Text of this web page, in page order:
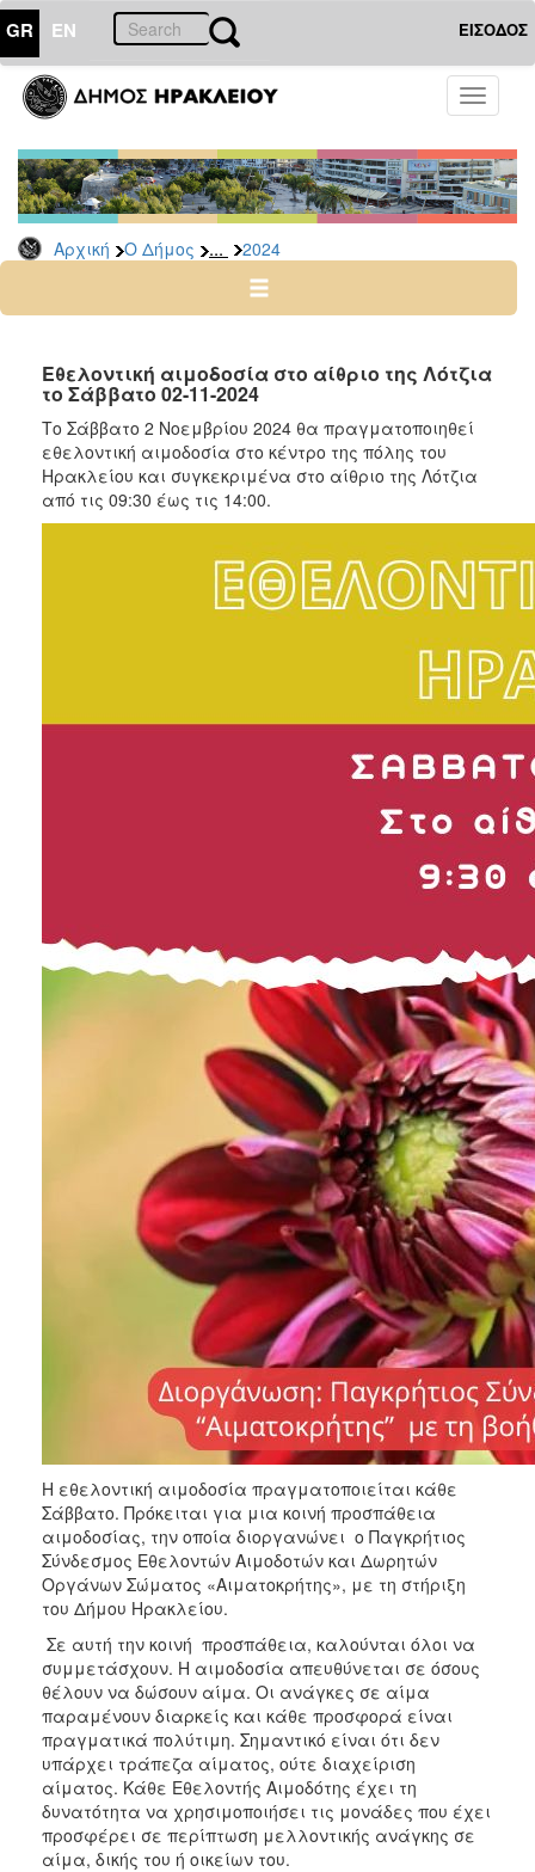
GR EN ΕΙΣΟΔΟΣ
Toggle
Αρχική Ο Δήμος ... 2024
ΔΗΜΟΣ
Δελτία
Τύπου
Αρχείο
2026
2024
2022
2021
2020
2019
2012
ΤΟΠΟΣ
Εθελοντική αιμοδοσία στο αίθριο της Λότζια
το Σάββατο 02-11-2024
Το Σάββατο 2 Νοεμβρίου 2024 θα πραγματοποιηθεί
εθελοντική αιμοδοσία στο κέντρο της πόλης του
Ηρακλείου και συγκεκριμένα στο αίθριο της Λότζια
από τις 09:30 έως τις 14:00.
Η εθελοντική αιμοδοσία πραγματοποιείται κάθε
Σάββατο. Πρόκειται για μια κοινή προσπάθεια
αιμοδοσίας, την οποία διοργανώνει ο Παγκρήτιος
Σύνδεσμος Εθελοντών Αιμοδοτών και Δωρητών
Οργάνων Σώματος «Αιματοκρήτης», με τη στήριξη
του Δήμου Ηρακλείου.
Σε αυτή την κοινή προσπάθεια, καλούνται όλοι να
συμμετάσχουν. Η αιμοδοσία απευθύνεται σε όσους
θέλουν να δώσουν αίμα. Οι ανάγκες σε αίμα
παραμένουν διαρκείς και κάθε προσφορά είναι
πραγματικά πολύτιμη. Σημαντικό είναι ότι δεν
υπάρχει τράπεζα αίματος, ούτε διαχείριση
αίματος. Κάθε Εθελοντής Αιμοδότης έχει τη
δυνατότητα να χρησιμοποιήσει τις μονάδες που έχει
προσφέρει σε περίπτωση μελλοντικής ανάγκης σε
αίμα, δικής του ή οικείων του.